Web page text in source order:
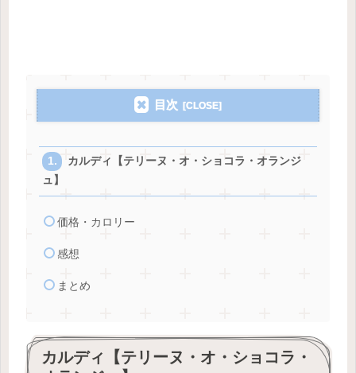
目次
カルディ【テリーヌ・オ・ショコラ・オランジ
ュ】
価格・カロリー
感想
まとめ
カルディ【テリーヌ・オ・ショコラ・